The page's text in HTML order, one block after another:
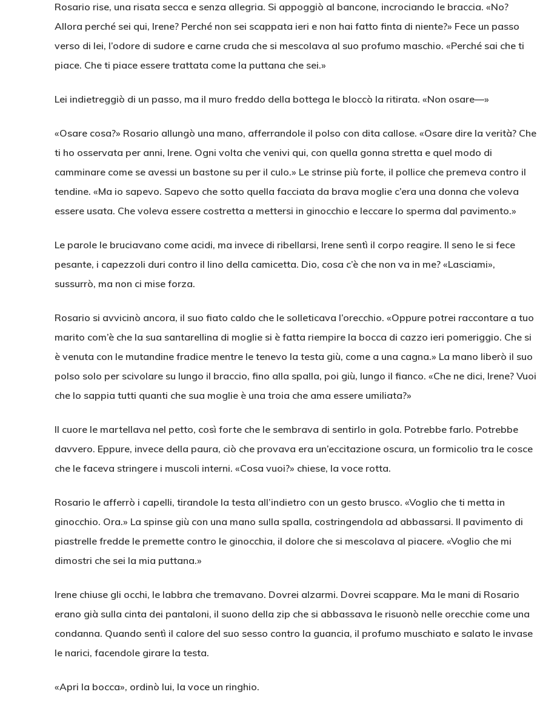
Rosario rise, una risata secca e senza allegria. Si appoggiò al bancone, incrociando le braccia. «No?
Allora perché sei qui, Irene? Perché non sei scappata ieri e non hai fatto finta di niente?» Fece un passo
verso di lei, l’odore di sudore e carne cruda che si mescolava al suo profumo maschio. «Perché sai che ti
piace. Che ti piace essere trattata come la puttana che sei.»
Lei indietreggiò di un passo, ma il muro freddo della bottega le bloccò la ritirata. «Non osare—»
«Osare cosa?» Rosario allungò una mano, afferrandole il polso con dita callose. «Osare dire la verità? Che
ti ho osservata per anni, Irene. Ogni volta che venivi qui, con quella gonna stretta e quel modo di
camminare come se avessi un bastone su per il culo.» Le strinse più forte, il pollice che premeva contro il
tendine. «Ma io sapevo. Sapevo che sotto quella facciata da brava moglie c’era una donna che voleva
essere usata. Che voleva essere costretta a mettersi in ginocchio e leccare lo sperma dal pavimento.»
Le parole le bruciavano come acidi, ma invece di ribellarsi, Irene sentì il corpo reagire. Il seno le si fece
pesante, i capezzoli duri contro il lino della camicetta. Dio, cosa c’è che non va in me? «Lasciami»,
sussurrò, ma non ci mise forza.
Rosario si avvicinò ancora, il suo fiato caldo che le solleticava l’orecchio. «Oppure potrei raccontare a tuo
marito com’è che la sua santarellina di moglie si è fatta riempire la bocca di cazzo ieri pomeriggio. Che si
è venuta con le mutandine fradice mentre le tenevo la testa giù, come a una cagna.» La mano liberò il suo
polso solo per scivolare su lungo il braccio, fino alla spalla, poi giù, lungo il fianco. «Che ne dici, Irene? Vuoi
che lo sappia tutti quanti che sua moglie è una troia che ama essere umiliata?»
Il cuore le martellava nel petto, così forte che le sembrava di sentirlo in gola. Potrebbe farlo. Potrebbe
davvero. Eppure, invece della paura, ciò che provava era un’eccitazione oscura, un formicolio tra le cosce
che le faceva stringere i muscoli interni. «Cosa vuoi?» chiese, la voce rotta.
Rosario le afferrò i capelli, tirandole la testa all’indietro con un gesto brusco. «Voglio che ti metta in
ginocchio. Ora.» La spinse giù con una mano sulla spalla, costringendola ad abbassarsi. Il pavimento di
piastrelle fredde le premette contro le ginocchia, il dolore che si mescolava al piacere. «Voglio che mi
dimostri che sei la mia puttana.»
Irene chiuse gli occhi, le labbra che tremavano. Dovrei alzarmi. Dovrei scappare. Ma le mani di Rosario
erano già sulla cinta dei pantaloni, il suono della zip che si abbassava le risuonò nelle orecchie come una
condanna. Quando sentì il calore del suo sesso contro la guancia, il profumo muschiato e salato le invase
le narici, facendole girare la testa.
«Apri la bocca», ordinò lui, la voce un ringhio.